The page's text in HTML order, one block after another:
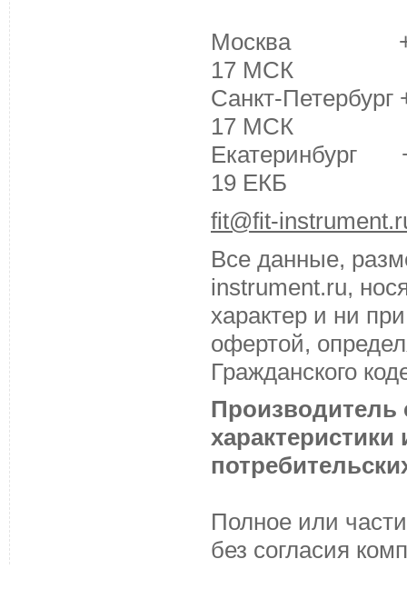
Москва +7
17 МСК
Санкт-
17 МСК
Екатеринбург
19 ЕКБ
fit@fit-
Все данные,
instrument.ru,
характер и ни
офертой,
Гражданского
Производитель
Полное или
без согласия